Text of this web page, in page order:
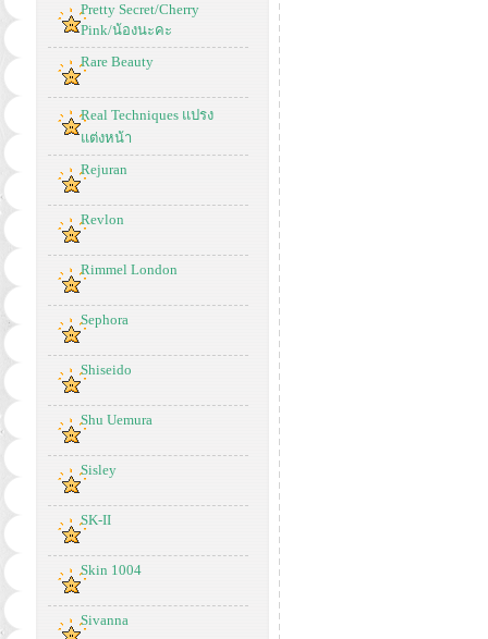
Pretty Secret/Cherry
Pink/น้องนะคะ
Rare Beauty
Real Techniques แปรง
แต่งหน้า
Rejuran
Revlon
Rimmel London
Sephora
Shiseido
Shu Uemura
Sisley
SK-II
Skin 1004
Sivanna